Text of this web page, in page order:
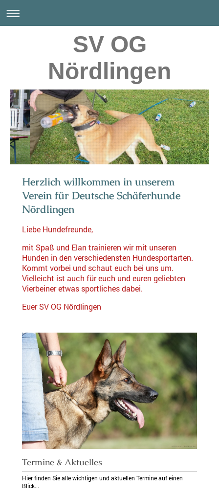
SV OG
Nördlingen
Herzlich willkommen in unserem
Verein für Deutsche Schäferhunde
Nördlingen
Liebe Hundefreunde,
mit Spaß und Elan trainieren wir mit unseren
Hunden in den verschiedensten Hundesportarten.
Kommt vorbei und schaut euch bei uns um.
Vielleicht ist auch für euch und euren geliebten
Vierbeiner etwas sportliches dabei.
Euer SV OG Nördlingen
Termine & Aktuelles
Hier finden Sie alle wichtigen und aktuellen Termine auf einen
Blick...